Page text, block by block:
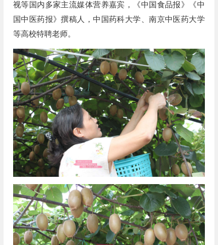
视等国内多家主流媒体营养嘉宾，《中国食品报》《中
国中医药报》撰稿人，中国药科大学、南京中医药大学
等高校特聘老师。